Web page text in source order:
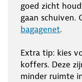
goed zicht
gaan schuiven.
bagagenet.
Extra tip: kies
koffers. Deze
minder ruimte